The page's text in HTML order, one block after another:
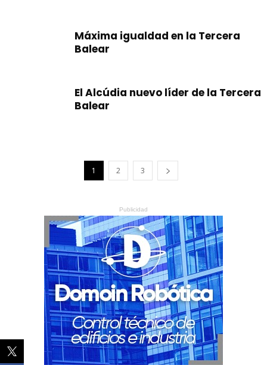
Máxima igualdad en la Tercera
Balear
El Alcúdia nuevo líder de la Tercera
Balear
1 2 3
Publicidad